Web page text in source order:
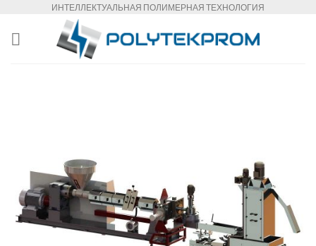
content
ИНТЕЛЛЕКТУАЛЬНАЯ ПОЛИМЕРНАЯ ТЕХНОЛОГИЯ